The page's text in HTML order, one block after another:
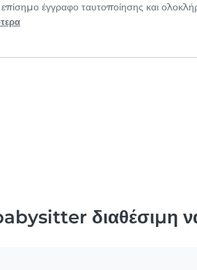
έγγραφο ταυτοποίησης και
διαθέσιμη